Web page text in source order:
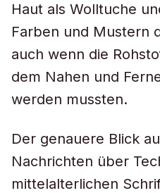
Haut als Wolltuche
Farben und Mustern
auch wenn die
dem Nahen und
werden mussten.
Der genauere Blick
Nachrichten über
mittelalterlichen